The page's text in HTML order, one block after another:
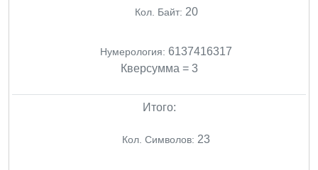
Кол. Байт: 20
Нумерология: 6137416317
Кверсумма = 3
Итого:
Кол. Символов: 23